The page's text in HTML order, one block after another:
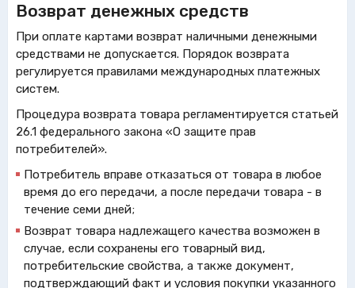
Возврат денежных средств
При оплате картами возврат наличными денежными
средствами не допускается. Порядок возврата
регулируется правилами международных платежных
систем.
Процедура возврата товара регламентируется статьей
26.1 федерального закона «О защите прав
потребителей».
Потребитель вправе отказаться от товара в любое
время до его передачи, а после передачи товара - в
течение семи дней;
Возврат товара надлежащего качества возможен в
случае, если сохранены его товарный вид,
потребительские свойства, а также документ,
подтверждающий факт и условия покупки указанного